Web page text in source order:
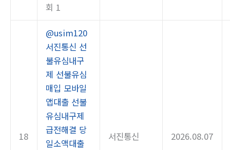
회 1
18
@usim120
서진통신 선
불유심내구
제 선불유심
매입 모바일
앱대출 선불
유심내구제
급전해결 당
일소액대출
서진통신 2026.08.07